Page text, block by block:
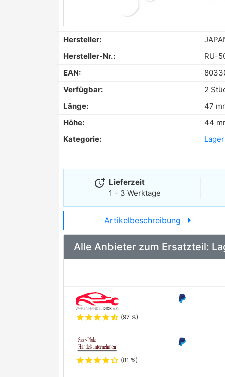
Hersteller:
Hersteller-Nr.:
RU-
EAN:
Verfügbar:
2
Länge:
47
Höhe:
44
Kategorie:
more_time Lieferzeit
1 - 3 Werktage
Artikelbeschreibung arrow_right
Alle Anbieter zum Ersatzteil:
starstarstarstarstar_half (97 %)
starstarstarstarstar_outline (81 %)